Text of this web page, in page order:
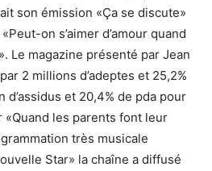
son émission «Ça se discute»
on s’aimer d’amour quand
Le magazine présenté par Jean
2 millions d’adeptes et 25,2%
d’assidus et 20,4% de pda pour
les parents font leur
très musicale
Star» la chaîne a diffusé